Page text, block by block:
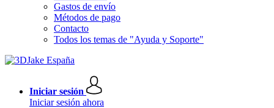
Gastos de envío
Métodos de pago
Contacto
Todos los temas de "Ayuda y Soporte"
Iniciar sesión
Iniciar sesión ahora